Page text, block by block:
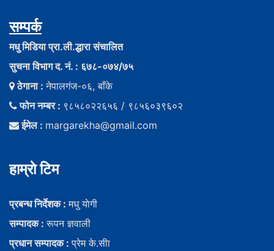
सम्पर्क
मधु मिडिया प्रा.ली.द्धारा संचालित
सुचना विभाग द. नं. : ६७८-०७४/७५
ठेगाना :नेपालगंज-०६, बाँके
फोन नम्बर : ९८५८०२२६५६ / ९८५६०३९६०२
ईमेल : margarekha@gmail.com
हाम्राे टिम
प्रबन्ध निर्देशक :मधु याेगी
सम्पादक :रूपन ज्ञवाली
प्रधान सम्पादक :प्रेम के.सीा